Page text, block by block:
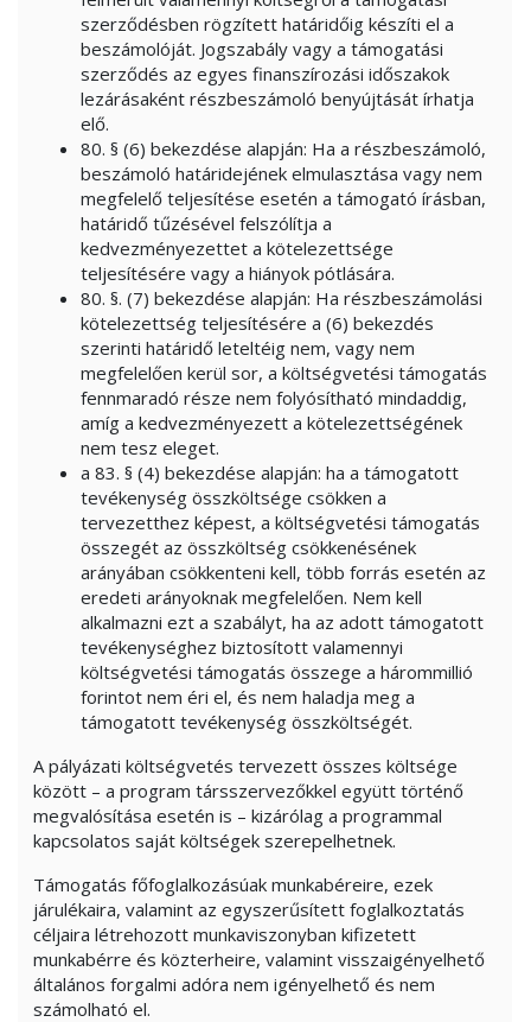
szerződésben rögzített határidőig készíti el a
beszámolóját. Jogszabály vagy a támogatási
szerződés az egyes finanszírozási időszakok
lezárásaként részbeszámoló benyújtását írhatja
elő.
80. § (6) bekezdése alapján: Ha a részbeszámoló,
beszámoló határidejének elmulasztása vagy nem
megfelelő teljesítése esetén a támogató írásban,
határidő tűzésével felszólítja a
kedvezményezettet a kötelezettsége
teljesítésére vagy a hiányok pótlására.
80. §. (7) bekezdése alapján: Ha részbeszámolási
kötelezettség teljesítésére a (6) bekezdés
szerinti határidő leteltéig nem, vagy nem
megfelelően kerül sor, a költségvetési támogatás
fennmaradó része nem folyósítható mindaddig,
amíg a kedvezményezett a kötelezettségének
nem tesz eleget.
a 83. § (4) bekezdése alapján: ha a támogatott
tevékenység összköltsége csökken a
tervezetthez képest, a költségvetési támogatás
összegét az összköltség csökkenésének
arányában csökkenteni kell, több forrás esetén az
eredeti arányoknak megfelelően. Nem kell
alkalmazni ezt a szabályt, ha az adott támogatott
tevékenységhez biztosított valamennyi
költségvetési támogatás összege a hárommillió
forintot nem éri el, és nem haladja meg a
támogatott tevékenység összköltségét.
A pályázati költségvetés tervezett összes költsége
között – a program társszervezőkkel együtt történő
megvalósítása esetén is – kizárólag a programmal
kapcsolatos saját költségek szerepelhetnek.
Támogatás főfoglalkozásúak munkabéreire, ezek
járulékaira, valamint az egyszerűsített foglalkoztatás
céljaira létrehozott munkaviszonyban kifizetett
munkabérre és közterheire, valamint visszaigényelhető
általános forgalmi adóra nem igényelhető és nem
számolható el.